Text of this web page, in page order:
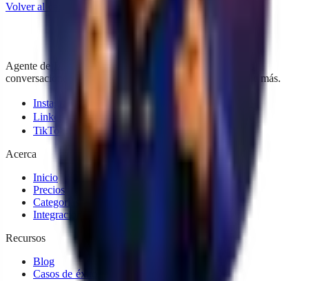
Volver al catálogo
Agente de IA para WhatsApp e Instagram. Convierte tus
conversaciones en ventas, 24h al día, sin contratar a nadie más.
Instagram
LinkedIn
TikTok
Acerca
Inicio
Precios
Categorías
Integraciones
Recursos
Blog
Casos de éxito